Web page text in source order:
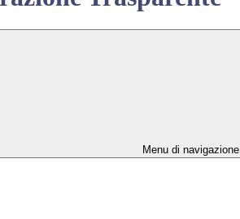
Menu di navigazione